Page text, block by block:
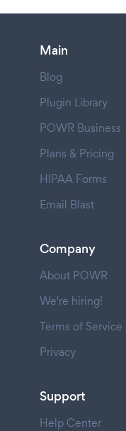
Main
Blog
Plugin Library
POWR Business
Plans & Pricing
HIPAA Forms
Email Blast
Company
About POWR
We're hiring!
Terms of Service
Privacy
Support
Help Center